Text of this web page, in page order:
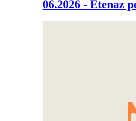
06.2026 - Etenaz